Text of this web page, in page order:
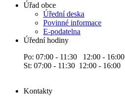
Úřad obce
Úřední deska
Povinné informace
E-podatelna
Úřední hodiny
Po: 07:00 - 11:30 12:00 - 16:00
St: 07:00 - 11:30 12:00 - 16:00
Kontakty